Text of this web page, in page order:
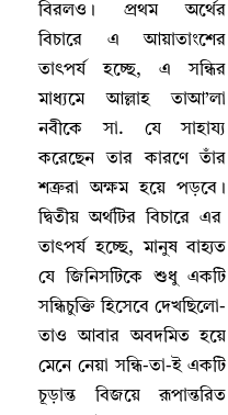
বিরলও । প্রথম অর্থের
বিচারে এ আয়াতাংশের
তাৎপর্য হচ্ছে,এ সন্ধির
মাধ্যমে আল্লাহ‌ তাআ’লা
নবীকে সা. যে সাহায্য
করেছেন তার কারণে তাঁর
শত্রুরা অক্ষম হয়ে পড়বে ।
দ্বিতীয় অর্থটির বিচারে এর
তাৎপর্য হচ্ছে,মানুষ বাহ্যত
যে জিনিসটিকে শুধু একটি
সন্ধিচুক্তি হিসেবে দেখছিলো-
তাও আবার অবদমিত হয়ে
মেনে নেয়া সন্ধি-তা-ই একটি
চূড়ান্ত বিজয়ে রূপান্তরিত